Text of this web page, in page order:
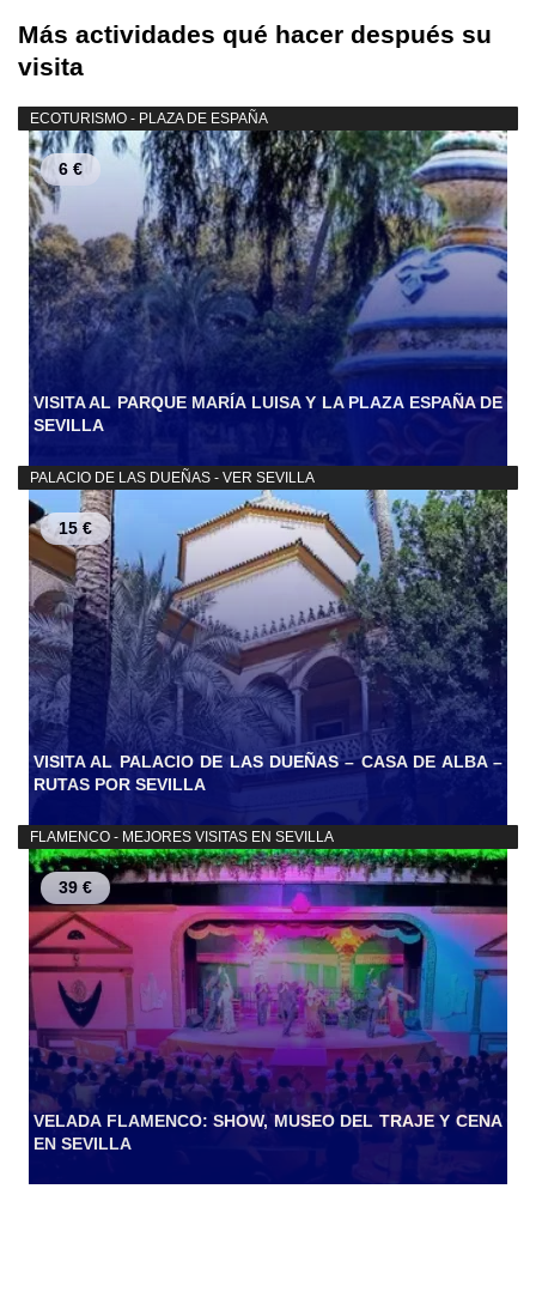
Más actividades qué hacer después su
visita
ECOTURISMO - PLAZA DE ESPAÑA
6 €
VISITA AL PARQUE MARÍA LUISA Y LA PLAZA ESPAÑA DE
SEVILLA
PALACIO DE LAS DUEÑAS - VER SEVILLA
15 €
VISITA AL PALACIO DE LAS DUEÑAS – CASA DE ALBA –
RUTAS POR SEVILLA
FLAMENCO - MEJORES VISITAS EN SEVILLA
39 €
VELADA FLAMENCO: SHOW, MUSEO DEL TRAJE Y CENA
EN SEVILLA